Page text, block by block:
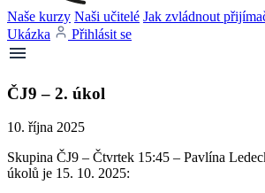
Naše kurzy Naši učitelé Jak zvládnout
Ukázka
Přihlásit se
ČJ9 – 2. úkol
10. října 2025
Skupina ČJ9 – Čtvrtek 15:45 – Pavlína
úkolů je 15. 10. 2025: